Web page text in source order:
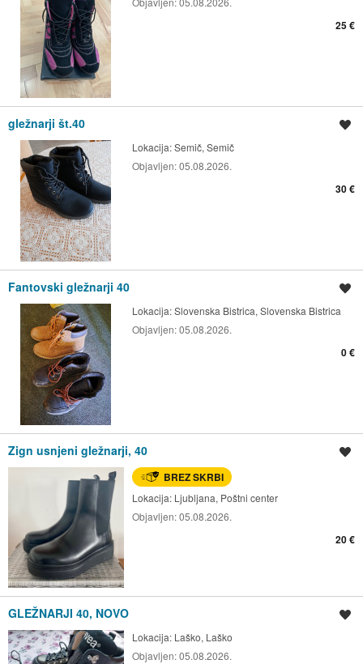
25 €
gležnarji št.40
Lokacija:Semič, Semič
Objavljen:05.08.2026.
30 €
Fantovski gležnarji 40
Lokacija:Slovenska Bistrica, Slovenska Bistrica
Objavljen:05.08.2026.
0 €
Zign usnjeni gležnarji, 40
BREZ SKRBI
Lokacija: Ljubljana, Poštni center
Objavljen:05.08.2026.
20 €
GLEŽNARJI 40, NOVO
Lokacija: Laško, Laško
Objavljen:05.08.2026.